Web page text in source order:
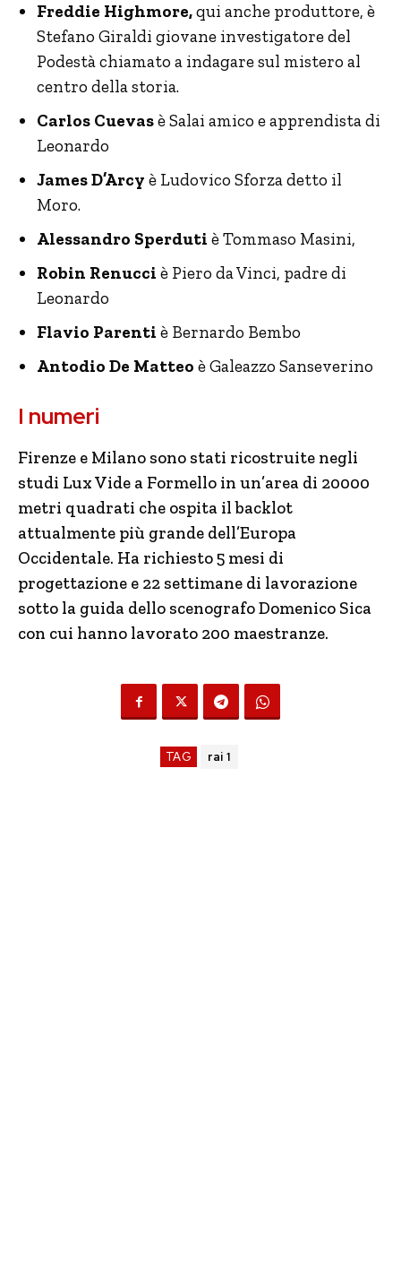
Freddie Highmore,qui anche produttore, è
Stefano Giraldi giovane investigatore del
Podestà chiamato a indagare sul mistero al
centro della storia.
Carlos Cuevasè Salai amico e apprendista di
Leonardo
James D’Arcy è Ludovico Sforza detto il
Moro.
Alessandro Sperduti è Tommaso Masini,
Robin Renucci è Piero da Vinci, padre di
Leonardo
Flavio Parenti è Bernardo Bembo
Antodio De Matteo è Galeazzo Sanseverino
I numeri
Firenze e Milano sono stati ricostruite negli
studi Lux Vide a Formello in un’area di 20000
metri quadrati che ospita il backlot
attualmente più grande dell’Europa
Occidentale. Ha richiesto 5 mesi di
progettazione e 22 settimane di lavorazione
sotto la guida dello scenografo Domenico Sica
con cui hanno lavorato 200 maestranze.
TAG rai 1